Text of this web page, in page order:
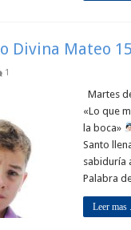
Divina Mateo
1
Martes
«Lo que
la boca»
Santo
sabiduría
Palabra
Leer mas